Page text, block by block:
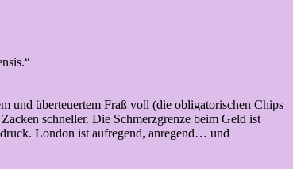
und überteuertem Fraß voll (die obligatorischen Chips
schneller. Die Schmerzgrenze beim Geld ist
London ist aufregend, anregend… und